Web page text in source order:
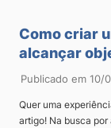
Como criar
alcançar
Publicado em 10/
Quer uma
artigo! Na busca